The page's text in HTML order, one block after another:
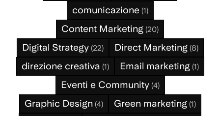
comunicazione (1)
Content Marketing (20)
Digital Strategy(22) Direct Marketing(8)
direzione creativa (1) Email marketing(1)
Eventi e Community(4)
Graphic Design(4) Green marketing(1)